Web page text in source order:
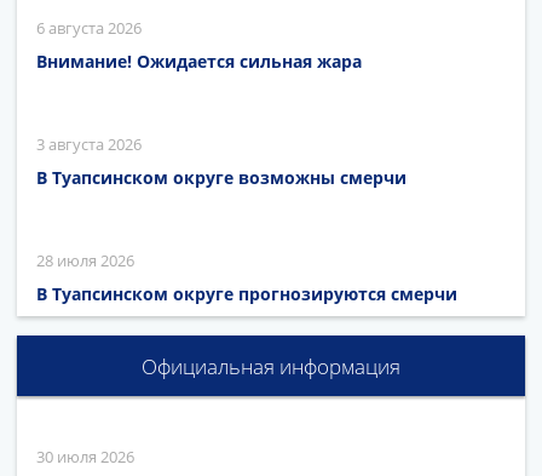
6 августа 2026
Внимание! Ожидается сильная жара
3 августа 2026
В Туапсинском округе возможны смерчи
28 июля 2026
В Туапсинском округе прогнозируются смерчи
Официальная информация
30 июля 2026